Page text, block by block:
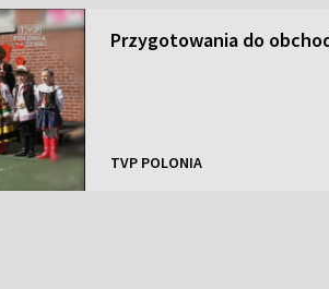
Przygotowania do
TVP POLONIA